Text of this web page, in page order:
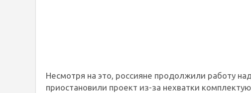
Несмотря на это, россияне продолжили работу
приостановили проект из-за нехватки